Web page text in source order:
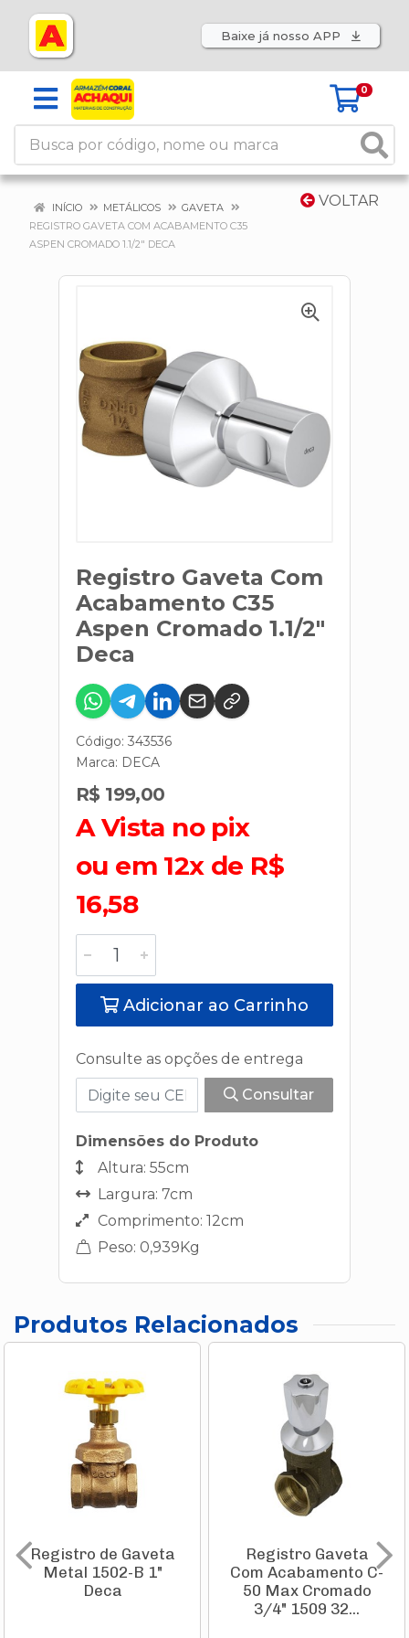
Baixe já nosso APP
0
VOLTAR
INÍCIO METÁLICOS
GAVETA
REGISTRO GAVETA COM ACABAMENTO C35
ASPEN CROMADO 1.1/2" DECA
Registro Gaveta Com
Acabamento C35
Aspen Cromado 1.1/2"
Deca
Código: 343536
Marca: DECA
R$ 199,00
A Vista no pix
ou em 12x de R$
16,58
Adicionar ao Carrinho
Consulte as opções de entrega
Consultar
Dimensões do Produto
Altura: 55cm
Largura: 7cm
Comprimento: 12cm
Peso: 0,939Kg
Produtos Relacionados
Registro de Gaveta
Metal 1502-B 1"
Deca
Registro Gaveta
Com Acabamento C-
50 Max Cromado
3/4" 1509 32...